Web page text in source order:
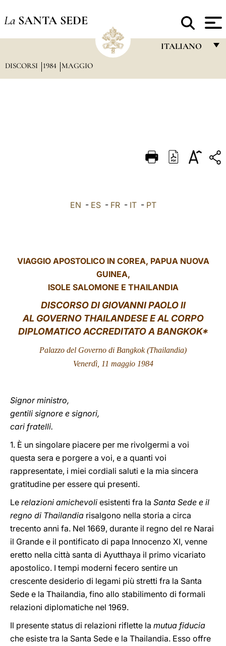
La SANTA SEDE
ITALIANO
DEUTSCH
DISCORSI 1984 MAGGIO
EN - ES- FR- IT- PT
VIAGGIOAPOSTOLICO IN COREA, PAPUA NUOVA
GUINEA,
ISOLE SALOMONE E THAILANDIA
DISCORSO DI GIOVANNI PAOLO II
AL GOVERNO THAILANDESE E AL CORPO
DIPLOMATICO ACCREDITATO A BANGKOK*
Palazzo del Governo di Bangkok (Thailandia)
Venerdì, 11 maggio 1984
Signor ministro,
gentili signore e signori,
cari fratelli.
1. È un singolare piacere per me rivolgermi a voi
questa sera e porgere a voi, e a quanti voi
rappresentate, i miei cordiali saluti e la mia sincera
gratitudine per essere qui presenti.
Le relazioni amichevoli esistenti fra la Santa Sede e il
regno di Thailandia risalgono nella storia a circa
trecento anni fa. Nel 1669, durante il regno del re Narai
il Grande e il pontificato di papa Innocenzo XI, venne
eretto nella città santa di Ayutthaya il primo vicariato
apostolico. I tempi moderni fecero sentire un
crescente desiderio di legami più stretti fra la Santa
Sede e la Thailandia, fino allo stabilimento di formali
relazioni diplomatiche nel 1969.
Il presente status di relazioni riflette la mutua fiducia
che esiste tra la Santa Sede e la Thailandia. Esso offre